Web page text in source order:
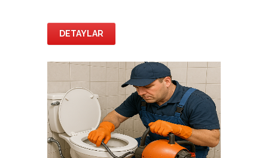
DETAYLAR